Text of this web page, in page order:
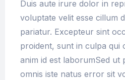
Duis aute irure dolor in
voluptate velit esse cillum
pariatur. Excepteur sint
proident, sunt in culpa qui
anim id est laborumSed ut
omnis iste natus error sit